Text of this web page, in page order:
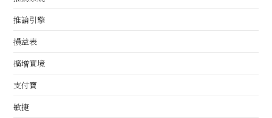
推論引擎
損益表
擴增實境
支付寶
敏捷